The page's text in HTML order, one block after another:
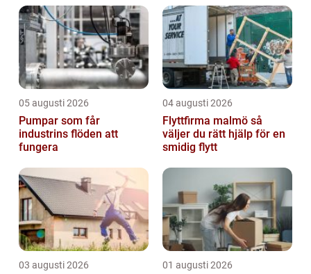
begravningsbyråkan man få hjälp med allt
samtidigt som man f...
05 augusti 2026
Pumpar som får
industrins flöden att
fungera
04 augusti 2026
Flyttfirma malmö så
väljer du rätt hjälp för en
smidig flytt
03 augusti 2026 01 augusti 2026